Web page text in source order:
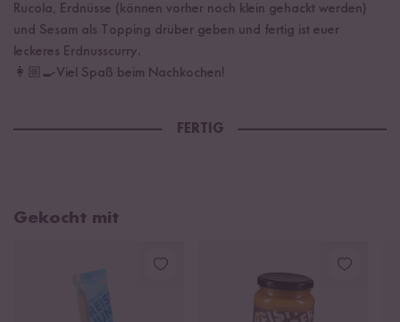
Rucola, Erdnüsse (können vorher noch klein gehackt werden)
und Sesam als Topping drüber geben und fertig ist euer
leckeres Erdnusscurry.
👩🏼‍🍳Viel Spaß beim Nachkochen!
FERTIG
Gekocht mit